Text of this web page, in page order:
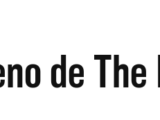
de The